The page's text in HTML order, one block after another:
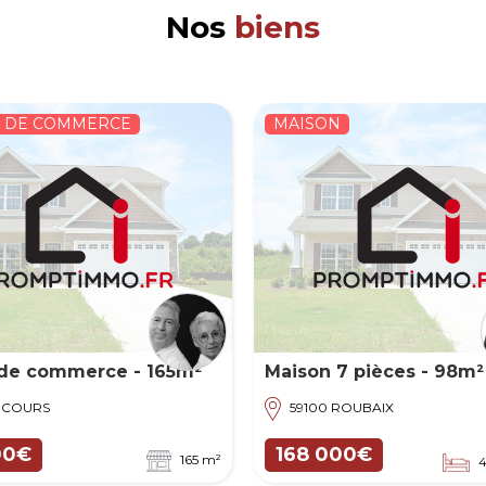
Nos biens
7 pièces - 98m²
4 chambres
MAISON
Maison 4 pièces -
34410 SÉRIGNAN
375 000€